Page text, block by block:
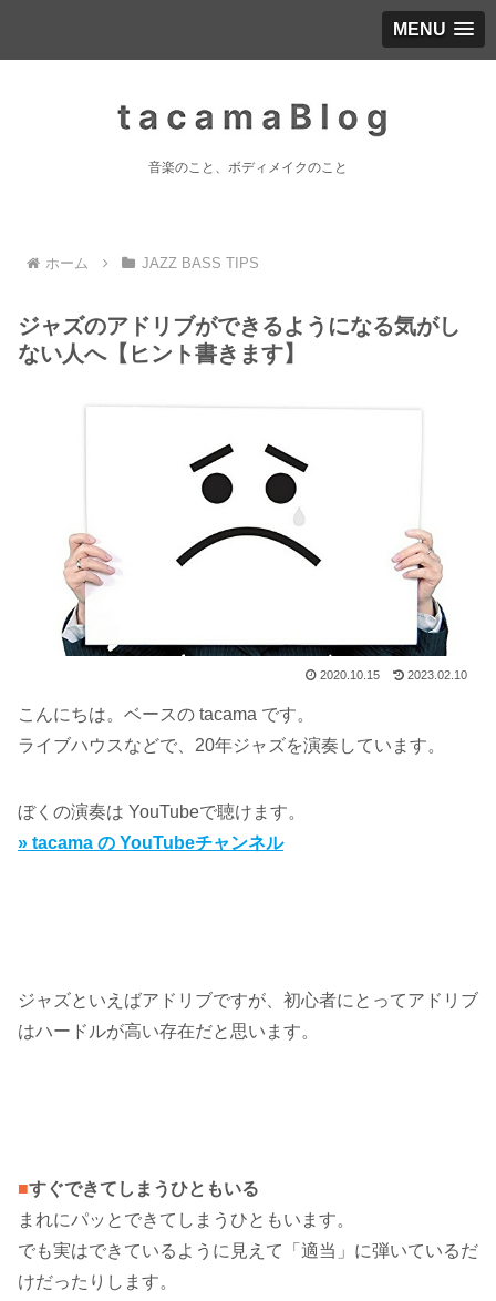
MENU
音楽のこと、ボディメイクのこと
ホーム JAZZ BASS TIPS
ジャズのアドリブができるようになる気がし
ない人へ【ヒント書きます】
2020.10.15 2023.02.10
こんにちは。ベースの tacama です。
ライブハウスなどで、20年ジャズを演奏しています。
ぼくの演奏は YouTubeで聴けます。
» tacama の YouTubeチャンネル
ジャズといえばアドリブですが、初心者にとってアドリブ
はハードルが高い存在だと思います。
■すぐできてしまうひともいる
まれにパッとできてしまうひともいます。
でも実はできているように見えて「適当」に弾いているだ
けだったりします。